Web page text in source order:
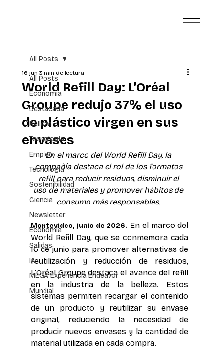
All Posts
Economía
Destacada
Belleza
Tecnología
Empleo
Tecnología
Sostenibilidad
Ciencia
Newsletter
Economía
Salidas
IA
MEGA Experiencia Endeavor
Mundial
All Posts
World Refill Day: L’Oréal
Groupe redujo 37% el uso
de plástico virgen en sus
envases
16 jun3 min de lectura
En el marco del World Refill Day, la
compañía destaca el rol de los formatos
refill para reducir residuos, disminuir el
uso de materiales y promover hábitos de
consumo más responsables.
Montevideo, junio de 2026. En el marco del
World Refill Day, que se conmemora cada
16 de junio para promover alternativas de
reutilización y reducción de residuos,
L’Oréal Groupe destaca el avance del refill
en la industria de la belleza. Estos
sistemas permiten recargar el contenido
de un producto y reutilizar su envase
original, reduciendo la necesidad de
producir nuevos envases y la cantidad de
material utilizada en cada compra.